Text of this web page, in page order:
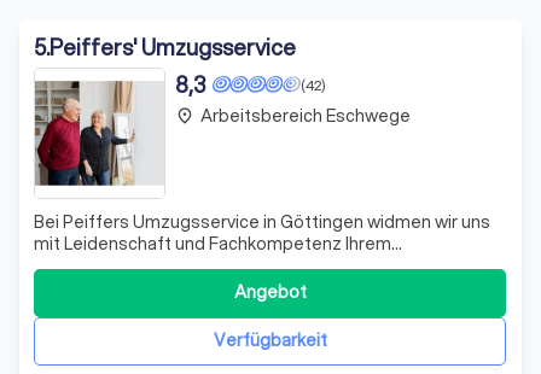
5.Peiffers' Umzugsservice
(42)
8,3
Bei Peiffers Umzugsservice in Göttingen widmen wir uns
mit Leidenschaft und Fachkompetenz Ihrem
Umzugsprojekt. Unser Team, bestehend aus erfahrenen
Fachkräften, stellt sicher, dass jeder Umzug, ob nah oder
fern, reibungslos und effizient abgewickelt wird. Wir
verstehen, dass jeder Umzug einzigartig
Verfügbarkeit
Angebot
place Arbeitsbereich Eschwege